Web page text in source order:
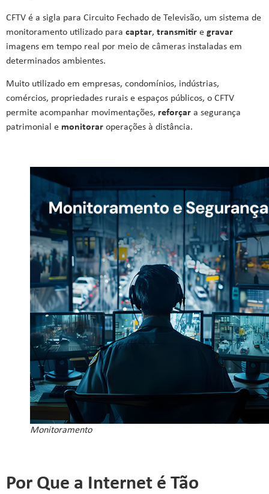
CFTV é a sigla para Circuito Fechado de Televisão, um sistema de
monitoramento utilizado para captar, transmitir e gravar
imagens em tempo real por meio de câmeras instaladas em
determinados ambientes.
Muito utilizado em empresas, condomínios, indústrias,
comércios, propriedades rurais e espaços públicos, o CFTV
permite acompanhar movimentações, reforçar a segurança
patrimonial e monitorar operações à distância.
Monitoramento
Por Que a Internet é Tão